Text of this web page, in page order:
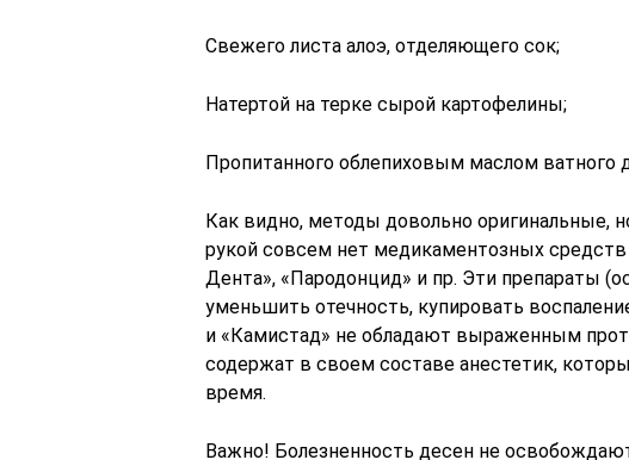
Свежего листа алоэ, отделяющего сок;
Натертой на терке сырой картофелины;
Пропитанного облепиховым маслом ватного
Как видно, методы довольно оригинальные,
рукой совсем нет медикаментозных средств
Дента», «Пародонцид» и пр. Эти препараты
уменьшить отечность, купировать
и «Камистад» не обладают выраженным
содержат в своем составе анестетик,
время.
Важно! Болезненность десен не